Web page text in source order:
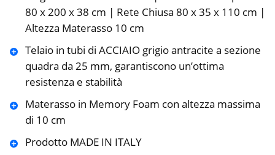
80 x 200 x 38 cm | Rete Chiusa 80 x 35 x 110 cm |
Altezza Materasso 10 cm
Telaio in tubi di ACCIAIO grigio antracite a sezione
quadra da 25 mm, garantiscono un’ottima
resistenza e stabilità
Materasso in Memory Foam con altezza massima
di 10 cm
Prodotto MADE IN ITALY